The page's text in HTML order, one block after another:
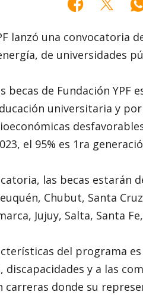
lanzó una convocatoria
de universidades
becas de Fundación
universitaria y
el 95% es 1ra
las becas estarán
Chubut, Santa
Jujuy, Salta, Santa
del programa
discapacidades y a las
carreras donde su